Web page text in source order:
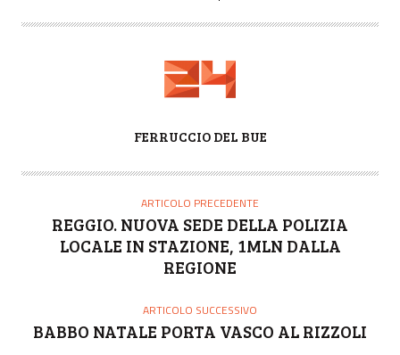
T
FERRUCCIO DEL BUE
ARTICOLO PRECEDENTE
REGGIO. NUOVA SEDE DELLA POLIZIA
LOCALE IN STAZIONE, 1MLN DALLA
REGIONE
ARTICOLO SUCCESSIVO
BABBO NATALE PORTA VASCO AL RIZZOLI